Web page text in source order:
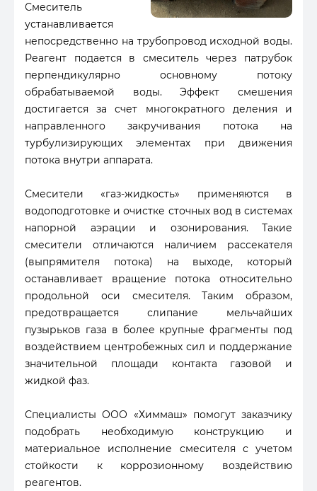
Смеситель
устанавливается
непосредственно на трубопровод исходной воды.
Реагент подается в смеситель через патрубок
перпендикулярно основному потоку
обрабатываемой воды. Эффект смешения
достигается за счет многократного деления и
направленного закручивания потока на
турбулизирующих элементах при движения
потока внутри аппарата.
Смесители «газ-жидкость» применяются в
водоподготовке и очистке сточных вод в системах
напорной аэрации и озонирования. Такие
смесители отличаются наличием рассекателя
(выпрямителя потока) на выходе, который
останавливает вращение потока относительно
продольной оси смесителя. Таким образом,
предотвращается слипание мельчайших
пузырьков газа в более крупные фрагменты под
воздействием центробежных сил и поддержание
значительной площади контакта газовой и
жидкой фаз.
Специалисты ООО «Химмаш» помогут заказчику
подобрать необходимую конструкцию и
материальное исполнение смесителя с учетом
стойкости к коррозионному воздействию
реагентов.